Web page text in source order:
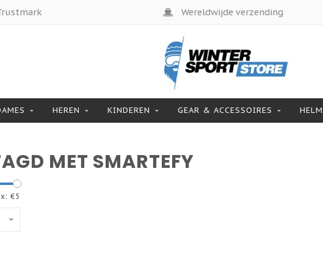
Wereldwijde verzending
HEREN KINDEREN GEAR & ACCESSOIRES
MET SMARTEFY
€5